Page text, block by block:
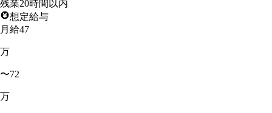
残業20時間以内
想定給与
月給47
万
〜72
万